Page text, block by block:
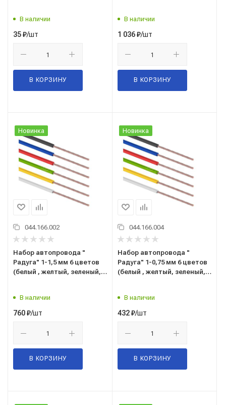
В наличии
35₽/шт
В КОРЗИНУ
В наличии
1 036₽/шт
В КОРЗИНУ
Новинка
044.166.002
Набор автопровода "
Радуга" 1-1,5 мм 6 цветов
(белый , желтый, зеленый,
В наличии
760₽/шт
В КОРЗИНУ
Новинка
044.166.004
Набор автопровода "
Радуга" 1-0,75 мм 6 цветов
(белый , желтый, зеленый,
В наличии
432₽/шт
В КОРЗИНУ